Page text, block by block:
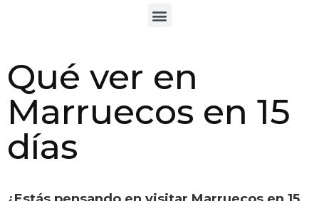
Qué ver en
Marruecos en 15
días